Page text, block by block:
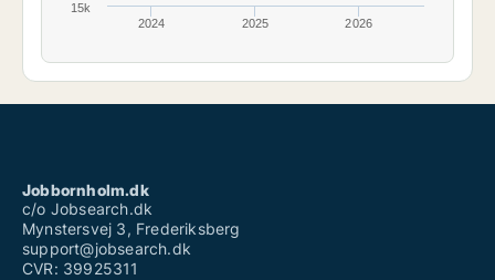
2024 2025 2026
15k
Jobbornholm.dk
c/o Jobsearch.dk
Mynstersvej 3, Frederiksberg
support@jobsearch.dk
CVR: 39925311